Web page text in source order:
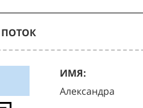
ИМЯ:
Александра